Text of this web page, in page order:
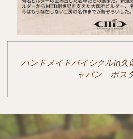
ハンドメイドバイシクルin久
ャパン ポス